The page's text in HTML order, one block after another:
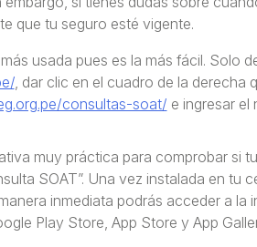
que tu seguro esté vigente.
usada pues es la más fácil. Solo
, dar clic en el cuadro de la derecha
consultas-soat/ e ingresar el
muy práctica para comprobar si
SOAT”. Una vez instalada en tu
inmediata podrás acceder a
Play Store, App Store y App